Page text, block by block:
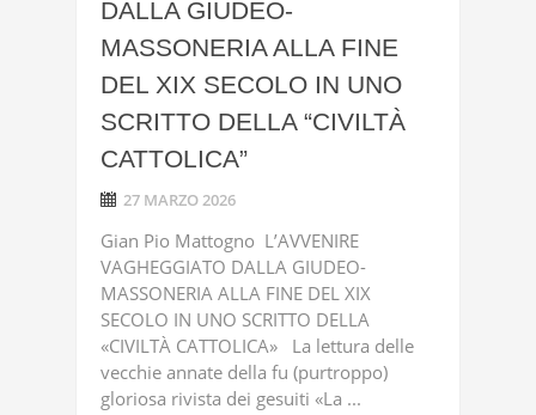
DALLA GIUDEO-
MASSONERIA ALLA FINE
DEL XIX SECOLO IN UNO
SCRITTO DELLA “CIVILTÀ
CATTOLICA”
27 MARZO 2026
Gian Pio Mattogno L’AVVENIRE
VAGHEGGIATO DALLA GIUDEO-
MASSONERIA ALLA FINE DEL XIX
SECOLO IN UNO SCRITTO DELLA
«CIVILTÀ CATTOLICA» La lettura delle
vecchie annate della fu (purtroppo)
gloriosa rivista dei gesuiti «La ...